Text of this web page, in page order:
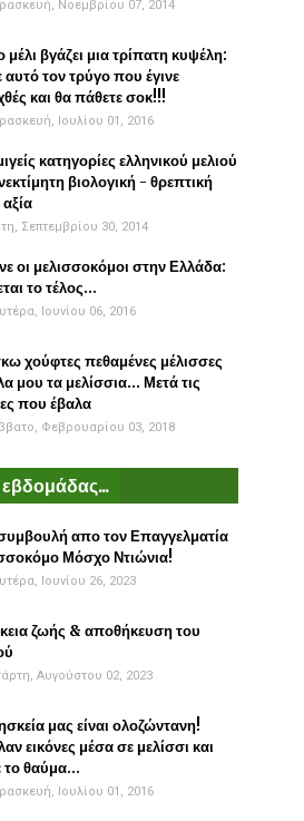
Νοεμβρίου 07, 2014
βγάζει μια τρίπατη κυψέλη:
αυτό τον τρύγο που έγινε
και θα πάθετε σοκ!!!
Ιουλίου 01, 2016
κατηγορίες ελληνικού μελιού
βιολογική - θρεπτική
Σεπτεμβρίου 30, 2014
οι μελισσοκόμοι στην Ελλάδα:
το τέλος...
Ιουνίου 06, 2016
χούφτες πεθαμένες μέλισσες
μου τα μελίσσια... Μετά τις
που έβαλα
Φεβρουαρίου 03, 2018
απο τον Επαγγελματία
Μόσχο Ντιώνια!
Ιουνίου 26, 2023
ζωής & αποθήκευση του
Αυγούστου 02, 2023
μας είναι ολοζώντανη!
εικόνες μέσα σε μελίσσι και
το θαύμα...
Ιουλίου 01, 2016